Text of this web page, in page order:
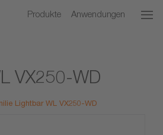
Produkte Anwendungen
VX250-WD
Lightbar WL VX250-WD